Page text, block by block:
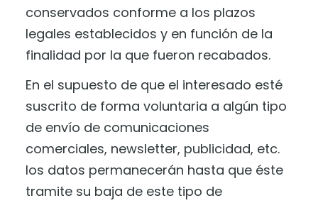
conservados conforme a los plazos
legales establecidos y en función de la
finalidad por la que fueron recabados.
En el supuesto de que el interesado esté
suscrito de forma voluntaria a algún tipo
de envío de comunicaciones
comerciales, newsletter, publicidad, etc.
los datos permanecerán hasta que éste
tramite su baja de este tipo de